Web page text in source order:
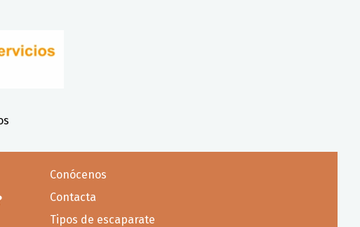
Conócenos
Contacta
Tipos de escaparate